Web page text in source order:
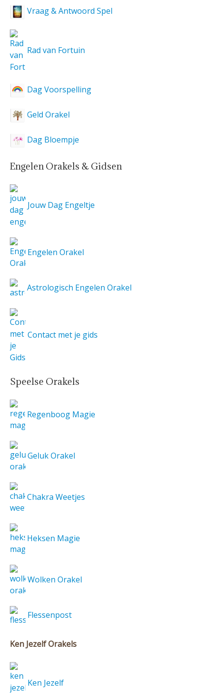
Vraag & Antwoord Spel
Rad van Fortuin
Dag Voorspelling
Geld Orakel
Dag Bloempje
Engelen Orakels & Gidsen
Jouw Dag Engeltje
Engelen Orakel
Astrologisch Engelen Orakel
Contact met je gids
Speelse Orakels
Regenboog Magie
Geluk Orakel
Chakra Weetjes
Heksen Magie
Wolken Orakel
Flessenpost
Ken Jezelf Orakels
Ken Jezelf